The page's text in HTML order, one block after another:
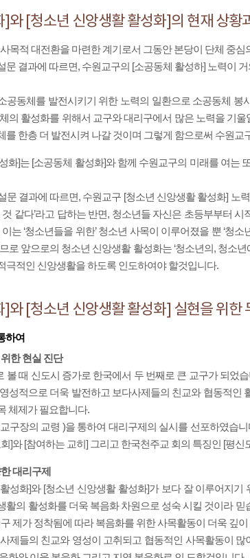
]와 [청소년 신앙생활 활성화]의 현재 상황
목적 대전환을 마련한 계기로서 그동안 본당이 단체 중
문 결과에 따르면, 수원교구의 [소공동체 활성하] 노력이
공동체를 발전시키기 위한 노력의 일환으로 소공동체
의 활성화를 위해서 교구와 대리구에서 많은 노력을 기
를 한층 더 발전시켜 나갈 것이며 그렇게 함으로써 수원교
화]는 [소공동체 활성화]와 함께 수원교구의 미래를 여는
문 결과에 따르면, 수원교구 [청소년 신앙생활 활성화] 노
같다’라고 답하는 반면, 청소년들 자신은 초등부부터 시
는 ‘청소년들을 위한’ 청소년 사목이 이루어졌을 뿐 ‘청
로 앞으로의 청소년 신앙생활 활성화는 ‘청소년의, 청소년
극적인 신앙생활을 하도록 인도하여야 할것입니다.
]와 [청소년 신앙생활 활성화] 실현을 위한
하여
한 현실 진단
볼 때 신도시 증가로 한국에서 두 번째로 큰 교구가 되었
성적으로 더욱 발전하고 보다사제들의 친교와 협동적인
체제가 필요합니다.
구장의 교령 )을 통하여 대리구제의 실시를 선포하였습
]와 [참여하는 교히] 그리고 한국천주교 회의 특징인 [평
대리구제
성화]와 [청소년 신앙생활 활성화]가 보다 잘 이루어지
활의 활성화를 더욱 복음화 차원으로 성숙 시킬 것이라
제가 정착됨에 따라 복음화를 위한 사목활동이 더욱 깊
제들의 친교와 영성이 고취되고 협동적인 사목활동이